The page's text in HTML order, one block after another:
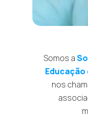
Somos a
nos